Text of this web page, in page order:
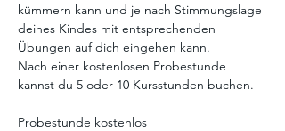
kümmern kann und je nach Stimmungslage
deines Kindes mit entsprechenden
Übungen auf dich eingehen kann.
​​Nach einer kostenlosen Probestunde
kannst du 5 oder 10 Kursstunden buchen.
Probestunde kostenlos